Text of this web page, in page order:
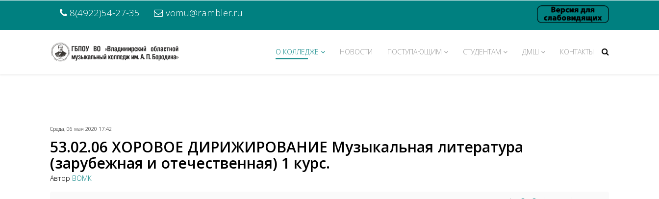
8(4922)54-27-35 vomu@rambler.ru
О КОЛЛЕДЖЕ НОВОСТИ ПОСТУПАЮЩИМ СТУДЕНТАМ ДМШ КОНТАКТЫ
Среда, 06 мая 2020 17:42
53.02.06 ХОРОВОЕ ДИРИЖИРОВАНИЕ Музыкальная литература
(зарубежная и отечественная) 1 курс.
Автор ВОМК